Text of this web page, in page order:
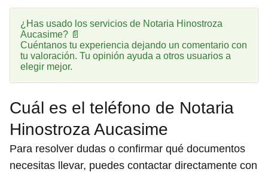
¿Has usado los servicios de Notaria Hinostroza
Aucasime? 📄
Cuéntanos tu experiencia dejando un comentario con
tu valoración. Tu opinión ayuda a otros usuarios a
elegir mejor.
Cuál es el teléfono de Notaria
Hinostroza Aucasime
Para resolver dudas o confirmar qué documentos
necesitas llevar, puedes contactar directamente con